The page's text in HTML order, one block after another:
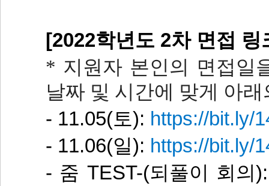
[2022학년도 2차 면접
* 지원자 본인의 면접일
날짜 및 시간에 맞게 아
- 11.05(토): https://bit.ly/
- 11.06(일): https://bit.ly/
- 줌 TEST-(되풀이 회의